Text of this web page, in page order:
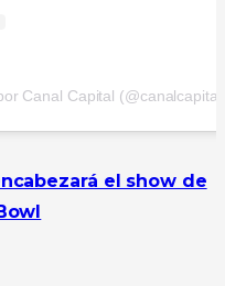
Canal Capital
el show de